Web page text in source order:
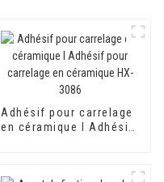
Adhésif pour carrelage
en céramique I Adhésif